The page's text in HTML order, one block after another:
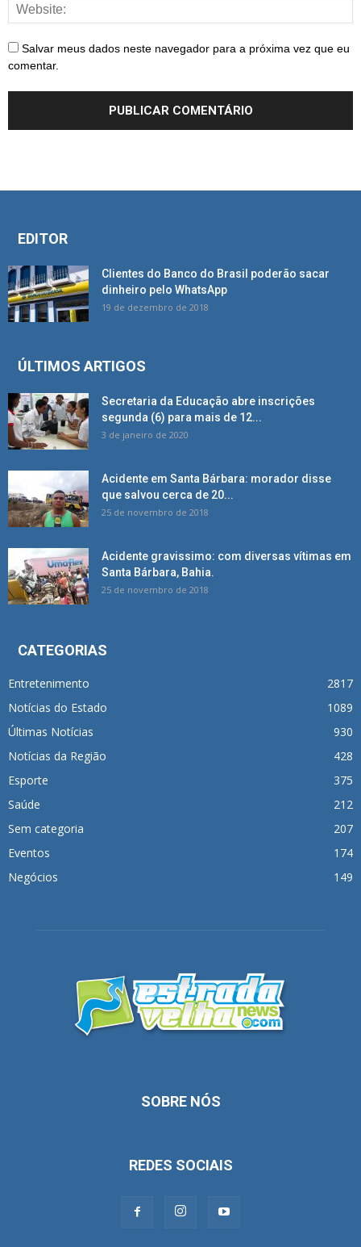
Salvar meus dados neste navegador para a próxima vez que eu
comentar.
EDITOR
Clientes do Banco do Brasil poderão sacar
dinheiro pelo WhatsApp
19 de dezembro de 2018
ÚLTIMOS ARTIGOS
Secretaria da Educação abre inscrições
segunda (6) para mais de 12...
3 de janeiro de 2020
Acidente em Santa Bárbara: morador disse
que salvou cerca de 20...
25 de novembro de 2018
Acidente gravissimo: com diversas vítimas em
Santa Bárbara, Bahia.
25 de novembro de 2018
CATEGORIAS
Entretenimento
2817
Notícias do Estado
1089
Últimas Notícias
930
Notícias da Região
428
Esporte
375
Saúde
212
Sem categoria
207
Eventos
174
Negócios
149
SOBRE NÓS
REDES SOCIAIS